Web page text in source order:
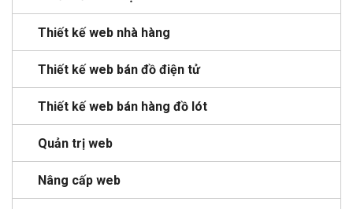
Thiết kế web nhà hàng
Thiết kế web bán đồ điện tử
Thiết kế web bán hàng đồ lót
Quản trị web
Nâng cấp web